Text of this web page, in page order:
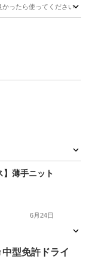
ったら使ってください
薄手ニット
6月24日
中型免許ドライ